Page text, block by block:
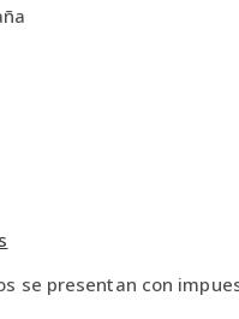
se presentan con